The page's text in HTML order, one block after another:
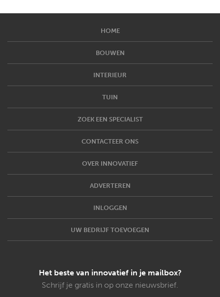
HOME
BOUWEN
INTERIEUR
TUIN
ZOEK EEN SPECIALIST
CONTACTEER ONS
OVER INNOVATIEF
ADVERTEREN
INLOGGEN
UW BEDRIJF TOEVOEGEN
Het beste van innovatief in je mailbox?
Schrijf je gratis in op onze nieuwsbrief.